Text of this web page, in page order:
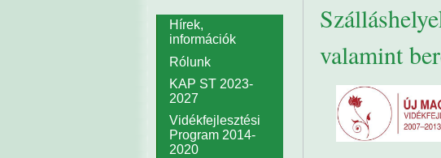
valamint
Hírek,
információk
Rólunk
KAP ST 2023-
2027
Vidékfejlesztési
Program 2014-
2020